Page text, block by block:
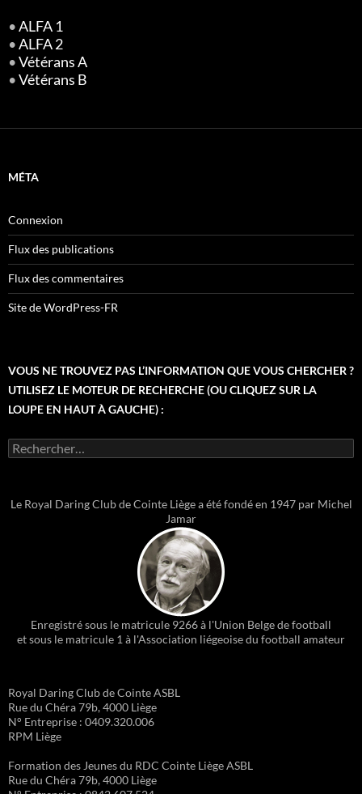
•ALFA 1
•ALFA 2
•Vétérans A
•Vétérans B
MÉTA
Connexion
Flux des publications
Flux des commentaires
Site de WordPress-FR
VOUS NE TROUVEZ PAS L’INFORMATION QUE VOUS CHERCHER ?
UTILISEZ LE MOTEUR DE RECHERCHE (OU CLIQUEZ SUR LA
LOUPE EN HAUT À GAUCHE) :
Rechercher :
Le Royal Daring Club de Cointe Liège a été fondé en 1947 par Michel
Jamar
Enregistré sous le matricule 9266 à l'Union Belge de football
et sous le matricule 1 à l'Association liégeoise du football amateur
Royal Daring Club de Cointe ASBL
Rue du Chéra 79b, 4000 Liège
N° Entreprise : 0409.320.006
RPM Liège
Formation des Jeunes du RDC Cointe Liège ASBL
Rue du Chéra 79b, 4000 Liège